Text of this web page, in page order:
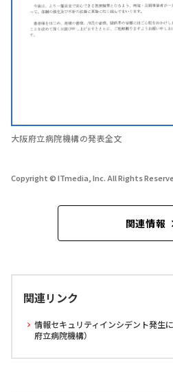
大阪府立病院機構の発表全文
Copyright © ITmedia, Inc. All Rights
関連情報
関連リンク
情報セキュリティインシデント発生
府立病院機構）